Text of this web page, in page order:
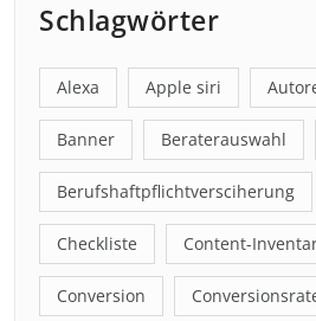
Schlagwörter
Alexa Apple siri
Banner Beraterauswahl
Berufshaftpflichtversciherung
Checkliste Content-
Conversion